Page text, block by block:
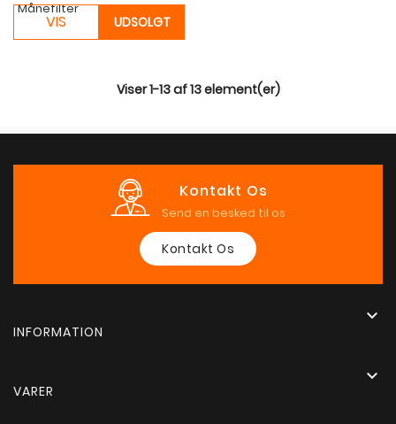
Månefilter
VIS UDSOLGT
Viser 1-13 af 13 element(er)
Kontakt Os
Send en besked til os
Kontakt Os
INFORMATION

VARER
